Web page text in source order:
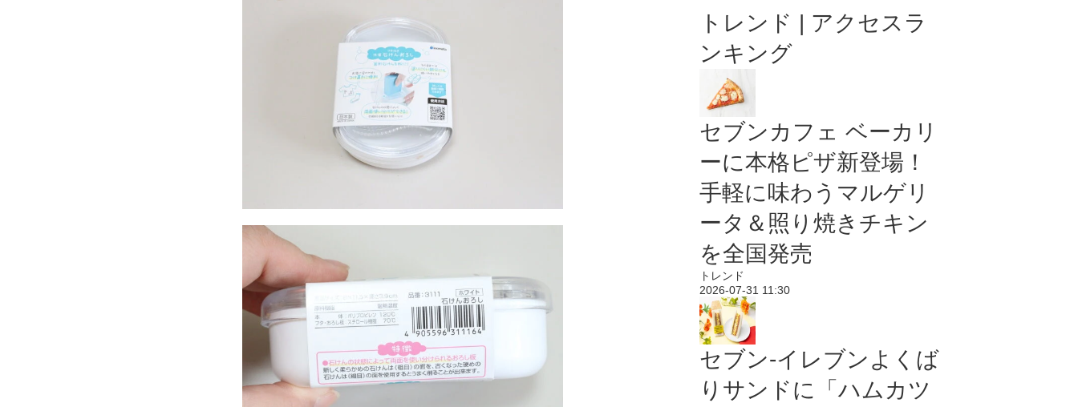
トレンド | アクセスラ
ンキング
セブンカフェ ベーカリ
ーに本格ピザ新登場！
手軽に味わうマルゲリ
ータ＆照り焼きチキン
を全国発売
トレンド
2026-07-31 11:30
セブン‐イレブンよくば
りサンドに「ハムカツ